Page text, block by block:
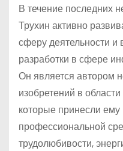
В течение последних
Трухин активно
сферу деятельности
разработки в сфере
Он является автором
изобретений в
которые принесли ему
профессиональной
трудолюбивости,